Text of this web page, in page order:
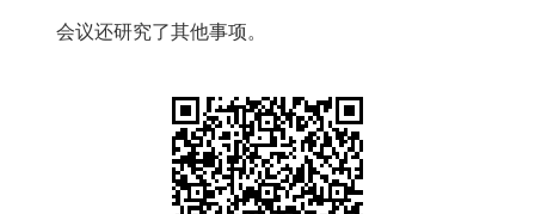
会议还研究了其他事项。